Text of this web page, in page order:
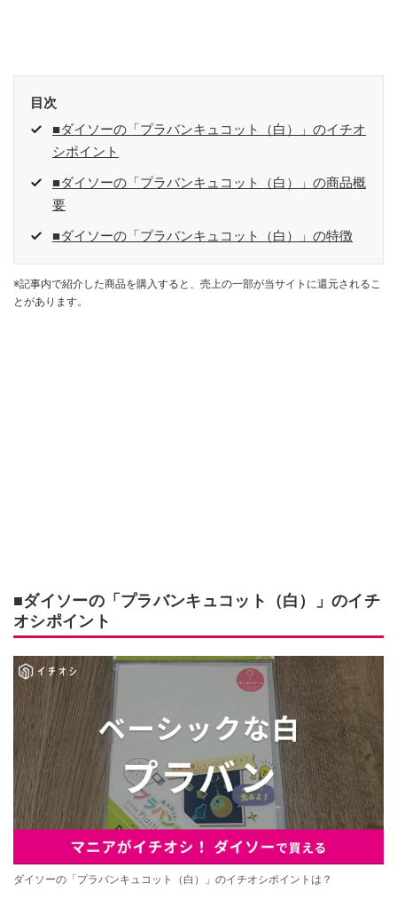
目次
■ダイソーの「プラバンキュコット（白）」のイチオ
シポイント
■ダイソーの「プラバンキュコット（白）」の商品概
要
■ダイソーの「プラバンキュコット（白）」の特徴
※記事内で紹介した商品を購入すると、売上の一部が当サイトに還元されるこ
とがあります。
■ダイソーの「プラバンキュコット（白）」のイチ
オシポイント
ダイソーの「プラバンキュコット（白）」のイチオシポイントは？